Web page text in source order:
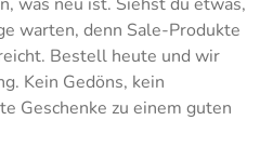
warten, denn Sale-Produkte
Bestell heute und wir
Kein Gedöns, kein
Geschenke zu einem guten